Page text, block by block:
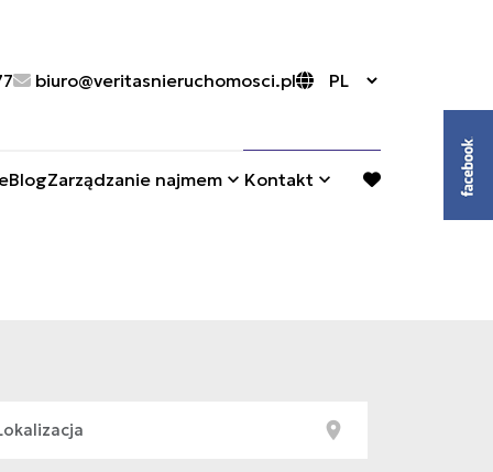
biuro@veritasnieruchomosci.pl
BlogZarządzanie najmem Kontakt
favorite